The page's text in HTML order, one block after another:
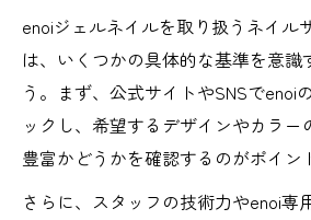
enoiジェルネイルを取り扱うネイル
は、いくつかの具体的な基準を意識
う。まず、公式サイトやSNSでenoi
ックし、希望するデザインやカラ
豊富かどうかを確認するのがポイン
さらに、スタッフの技術力やenoi専